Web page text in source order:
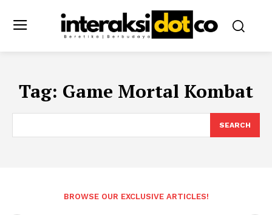
Tag: Game Mortal Kombat
SEARCH
BROWSE OUR EXCLUSIVE ARTICLES!